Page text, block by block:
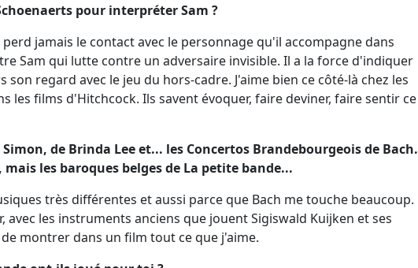
pour interpréter Sam ?
jamais le contact avec le personnage qu'il accompagne dans
Sam qui lutte contre un adversaire invisible. Il a la force d'indiquer
regard avec le jeu du hors-cadre. J'aime bien ce côté-là chez les
les films d'Hitchcock. Ils savent évoquer, faire deviner, faire sentir ce
de Brinda Lee et... les Concertos Brandebourgeois de Bach.
les baroques belges de La petite bande...
très différentes et aussi parce que Bach me touche beaucoup.
avec les instruments anciens que jouent Sigiswald Kuijken et ses
montrer dans un film tout ce que j'aime.